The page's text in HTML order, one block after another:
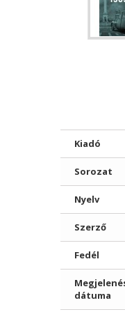
Kiadó
Sorozat
Nyelv
Szerző
Fedél
dátuma